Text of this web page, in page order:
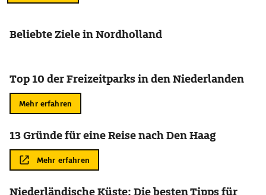
Beliebte Ziele in Nordholland
Top 10 der Freizeitparks in den Niederlanden
Mehr erfahren
13 Gründe für eine Reise nach Den Haag
Mehr erfahren
Niederländische Küste: Die besten Tipps für